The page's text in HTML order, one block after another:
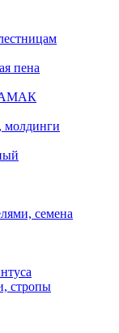
пена
семена
стропы